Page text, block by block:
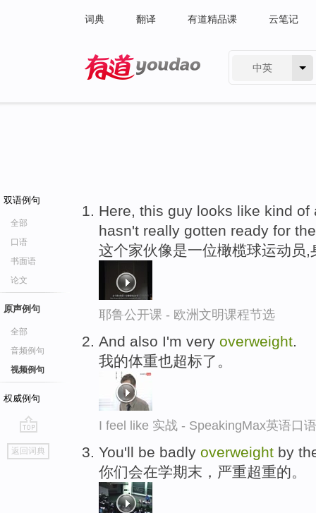
词典 翻译 有道精品课 云笔记
中英
双语例句
全部
口语
书面语
论文
原声例句
全部
音频例句
视频例句
权威例句
go
top
返回词典
Here, this guy looks like kind
hasn't really gotten ready for
这个家伙像是一位橄榄球运动员
耶鲁公开课 - 欧洲文明课程节选
And also I'm very overweight.
我的体重也超标了。
I feel like 实战 - SpeakingMax英语口
You'll be badly overweight by
你们会在学期末，严重超重的。